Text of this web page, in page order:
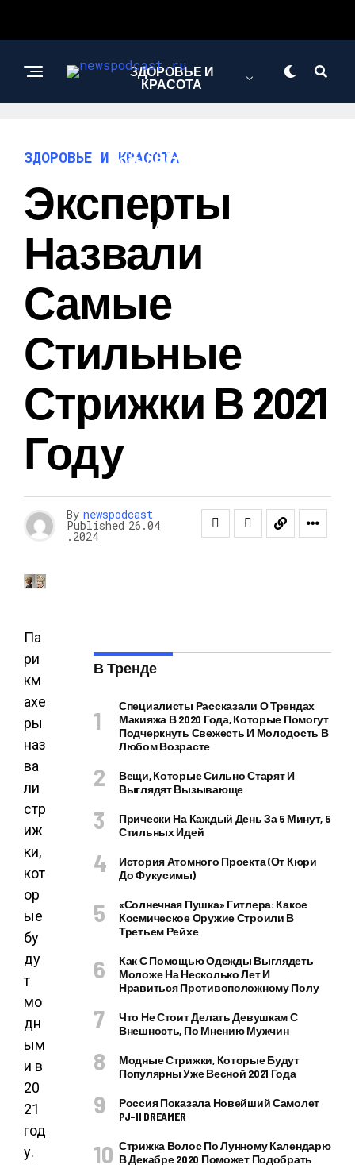
ЗДОРОВЬЕ И
КРАСОТА
ИНТЕРЕСНОЕ И
ПОЗНАВАТЕЛЬНОЕ
НАУКА И
ЗДОРОВЬЕ И КРАСОТА
Эксперты
Назвали
Самые
Стильные
Стрижки В 2021
Году
By newspodcast
Published 26.04
.2024
Па
ри
км
ахе
ры
наз
ва
ли
стр
иж
ки,
кот
ор
ые
бу
ду
т
мо
дн
ым
и в
20
21
год
у.
В Тренде
Специалисты Рассказали О Трендах
Макияжа В 2020 Года, Которые Помогут
Подчеркнуть Свежесть И Молодость В
Любом Возрасте
Вещи, Которые Сильно Старят И
Выглядят Вызывающе
Прически На Каждый День За 5 Минут, 5
Стильных Идей
История Атомного Проекта (от Кюри
До Фукусимы)
«Солнечная Пушка» Гитлера: Какое
Космическое Оружие Строили В
Третьем Рейхе
Как С Помощью Одежды Выглядеть
Моложе На Несколько Лет И
Нравиться Противоположному Полу
Что Не Стоит Делать Девушкам С
Внешность, По Мнению Мужчин
Модные Стрижки, Которые Будут
Популярны Уже Весной 2021 Года
Россия Показала Новейший Самолет
PJ–II DREAMER
Стрижка Волос По Лунному Календарю
В Декабре 2020 Поможет Подобрать